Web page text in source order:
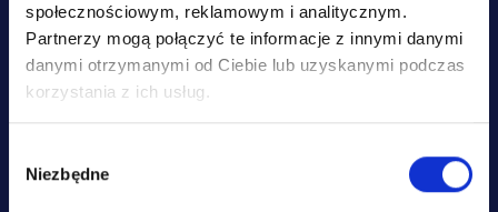
społecznościowym, reklamowym i analitycznym.
Partnerzy mogą połączyć te informacje z innymi danymi
danymi otrzymanymi od Ciebie lub uzyskanymi podczas
korzystania z ich usług.
zgody
NiezbędnePodane przez Ciebie danych osobowych jest dobrowolne, stanowi
jednak warunek sporządzenia oraz przedstawienia Ci oferty